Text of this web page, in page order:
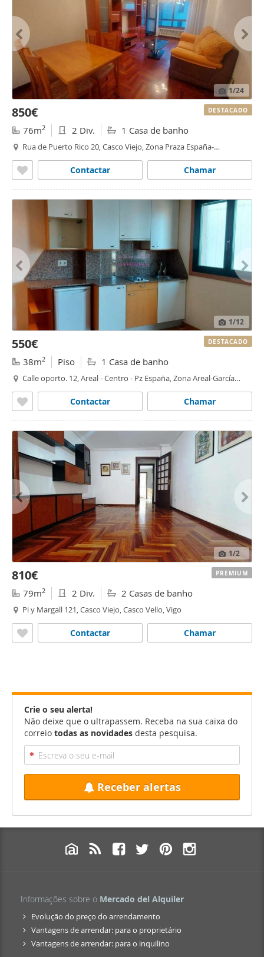
1/24
850€
76m2 2 Div. 1 Casa de banho
Rua de Puerto Rico 20, Casco Viejo, Zona Praza España-
Chamar
Contactar
DESTACADO
1/12
550€
38m2 Piso 1 Casa de banho
Calle oporto. 12, Areal - Centro - Pz España, Zona Areal-García
Chamar
Contactar
DESTACADO
1/2
810€
79m2 2 Div. 2 Casas de banho
Pi y Margall 121, Casco Viejo, Casco Vello, Vigo
Chamar
Contactar
PREMIUM
Crie o seu alerta!
Não deixe que o ultrapassem. Receba na sua caixa do
correio todas as novidades desta pesquisa.
Receber alertas
Informações sobre o Mercado del Alquiler
Evolução do preço do arrendamento
Vantagens de arrendar: para o proprietário
Vantagens de arrendar: para o inquilino